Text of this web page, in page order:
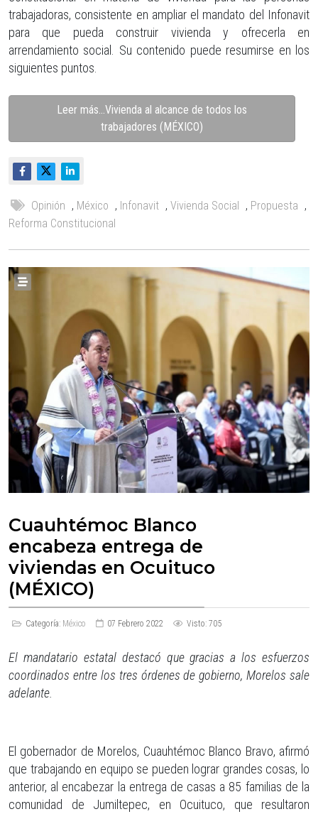
trabajadoras, consistente en ampliar el mandato del Infonavit
para que pueda construir vivienda y ofrecerla en
arrendamiento social. Su contenido puede resumirse en los
siguientes puntos.
Leer más…Vivienda al alcance de todos los
trabajadores (MÉXICO)
Opinión , México , Infonavit , Vivienda Social , Propuesta ,
Reforma Constitucional
Cuauhtémoc Blanco
encabeza entrega de
viviendas en Ocuituco
(MÉXICO)
Categoría: México 07 Febrero 2022 Visto: 705
El mandatario estatal destacó que gracias a los esfuerzos
coordinados entre los tres órdenes de gobierno, Morelos sale
adelante.
El gobernador de Morelos, Cuauhtémoc Blanco Bravo, afirmó
que trabajando en equipo se pueden lograr grandes cosas, lo
anterior, al encabezar la entrega de casas a 85 familias de la
comunidad de Jumiltepec, en Ocuituco, que resultaron